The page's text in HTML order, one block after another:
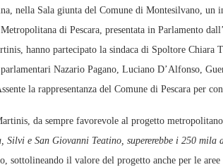
nella Sala giunta del Comune di Montesilvano, un
di Pescara, presentata in Parlamento
hanno partecipato la sindaca di Spoltore
Nazario Pagano, Luciano D’Alfonso,
la rappresentanza del Comune di Pescara per
da sempre favorevole al progetto
Silvi e San Giovanni Teatino, supererebbe i 250
sottolineando il valore del progetto anche per le